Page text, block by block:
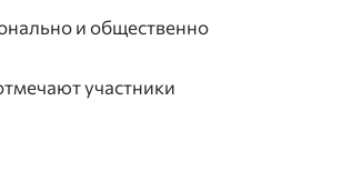
и общественно
участники